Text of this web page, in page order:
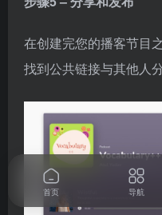
在创建完您的播客节目
找到公共链接与其他人分
首页 导航